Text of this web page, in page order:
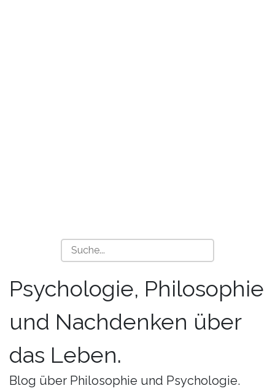
Psychologie, Philosophie
und Nachdenken über
das Leben.
Blog über Philosophie und Psychologie.